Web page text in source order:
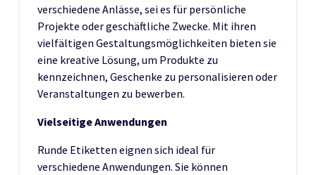
verschiedene Anlässe, sei es für persönliche
Projekte oder geschäftliche Zwecke. Mit ihren
vielfältigen Gestaltungsmöglichkeiten bieten sie
eine kreative Lösung, um Produkte zu
kennzeichnen, Geschenke zu personalisieren oder
Veranstaltungen zu bewerben.
Vielseitige Anwendungen
Runde Etiketten eignen sich ideal für
verschiedene Anwendungen. Sie können